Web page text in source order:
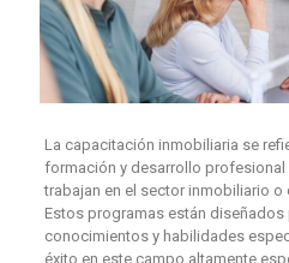
La capacitación inmobiliaria se
formación y desarrollo
trabajan en el sector inmobiliario o
Estos programas están
conocimientos y habilidades
éxito en este campo altamente